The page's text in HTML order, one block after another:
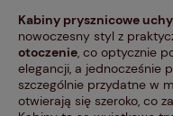
Kabiny prysznicowe
nowoczesny styl z
otoczenie, co optycznie
elegancji, a jednocześnie
szczególnie przydatne w
otwierają się szeroko, co